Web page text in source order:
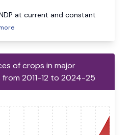
at current and constant
of crops in major
2011-12 to 2024-25